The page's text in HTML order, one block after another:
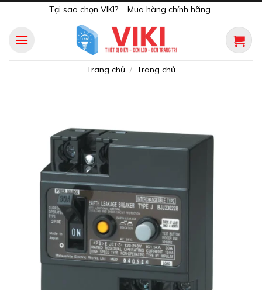
content
Tại sao chọn VIKI? Mua hàng chính hãng
Trang chủ / Trang chủ